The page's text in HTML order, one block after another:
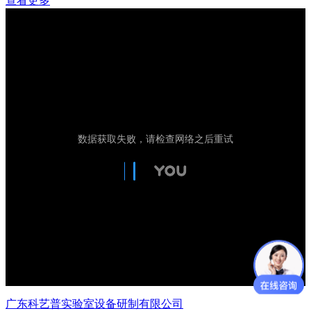
广东科艺普实验室设备研制有限公司